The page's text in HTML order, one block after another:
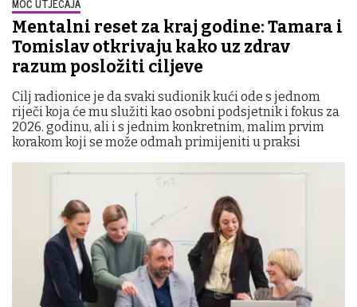
MOĆ UTJECAJA
Mentalni reset za kraj godine: Tamara i
Tomislav otkrivaju kako uz zdrav
razum posložiti ciljeve
Cilj radionice je da svaki sudionik kući ode s jednom
riječi koja će mu služiti kao osobni podsjetnik i fokus za
2026. godinu, ali i s jednim konkretnim, malim prvim
korakom koji se može odmah primijeniti u praksi